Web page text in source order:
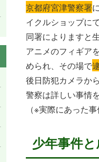
京都府宮津警察署
イクルショップに
同署によりますと
アニメのフィギア
められ、その場で
後日防犯カメラか
警察は詳しい事情
（※実際にあった
少年事件